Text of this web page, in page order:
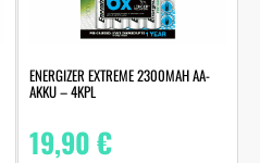
ENERGIZER EXTREME 2300MAH AA-
AKKU – 4KPL
19,90€